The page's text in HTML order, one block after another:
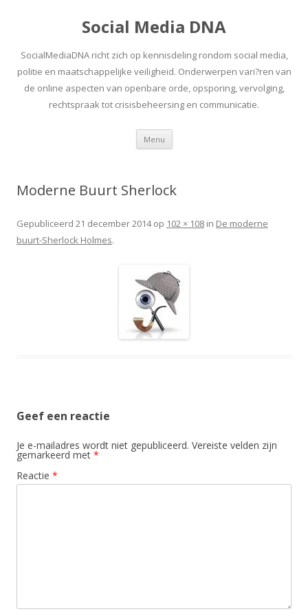
Social Media DNA
SocialMediaDNA richt zich op kennisdeling rondom social media,
politie en maatschappelijke veiligheid. Onderwerpen vari?ren van
de online aspecten van openbare orde, opsporing, vervolging,
rechtspraak tot crisisbeheersing en communicatie.
Menu Spring
inhoud
Moderne Buurt Sherlock
Gepubliceerd 21 december 2014op 102 × 108 in De moderne
buurt-Sherlock Holmes.
Geef een reactie
Je e-mailadres wordt niet gepubliceerd. Vereiste velden zijn
gemarkeerd met *
Reactie *